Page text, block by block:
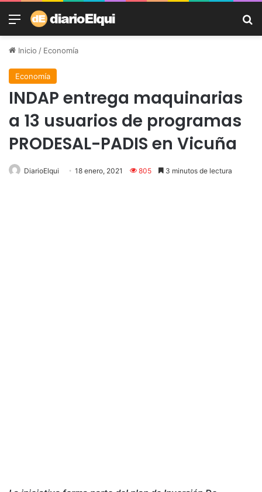
Menú
Inicio / Economía
Economía
INDAP entrega maquinarias
a 13 usuarios de programas
PRODESAL-PADIS en Vicuña
DiarioElqui 18 enero, 2021 805 3 minutos de lectura